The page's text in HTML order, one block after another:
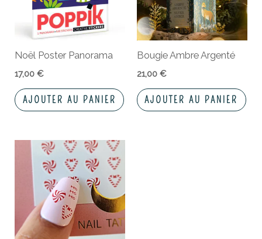
Noël Poster Panorama
17,00€
AJOUTER AU PANIER
Bougie Ambre Argenté
21,00 €
AJOUTER AU PANIER